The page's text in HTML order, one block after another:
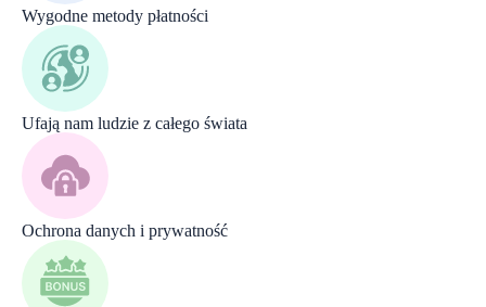
Wygodne metody płatności
Ufają nam ludzie z całego świata
Ochrona danych i prywatność